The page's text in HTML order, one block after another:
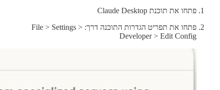
פתחו את תוכנת Claude Desktop
פתחו את תפריט הגדרות התוכנה דרך: File > Settings >
Developer > Edit Config